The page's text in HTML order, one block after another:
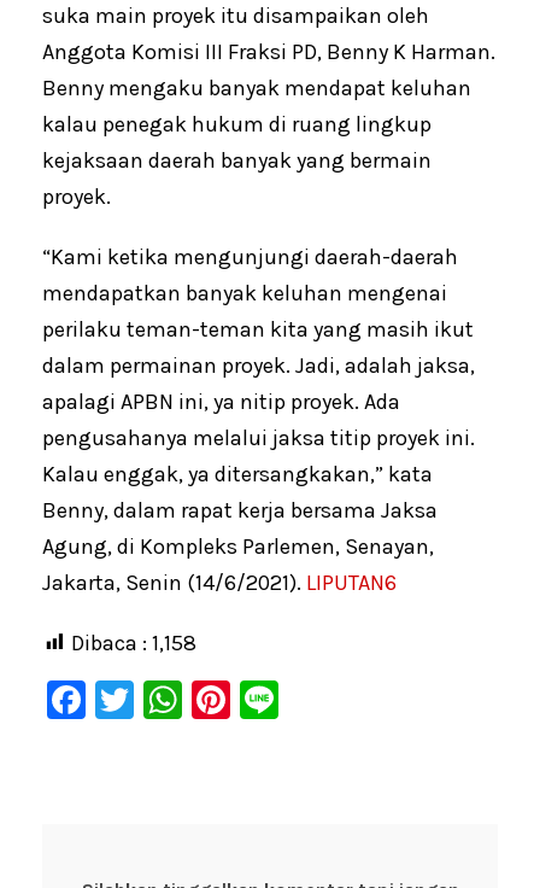
suka main proyek itu disampaikan oleh
Anggota Komisi III Fraksi PD, Benny K Harman.
Benny mengaku banyak mendapat keluhan
kalau penegak hukum di ruang lingkup
kejaksaan daerah banyak yang bermain
proyek.
“Kami ketika mengunjungi daerah-daerah
mendapatkan banyak keluhan mengenai
perilaku teman-teman kita yang masih ikut
dalam permainan proyek. Jadi, adalah jaksa,
apalagi APBN ini, ya nitip proyek. Ada
pengusahanya melalui jaksa titip proyek ini.
Kalau enggak, ya ditersangkakan,” kata
Benny, dalam rapat kerja bersama Jaksa
Agung, di Kompleks Parlemen, Senayan,
Jakarta, Senin (14/6/2021). LIPUTAN6
Dibaca : 1,158
F
T
W Pi